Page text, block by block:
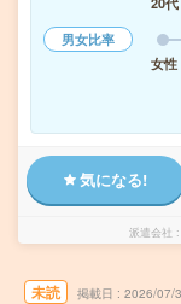
男女比率
女性
気になる!
派遣会社
未読 掲載日 2026/07/